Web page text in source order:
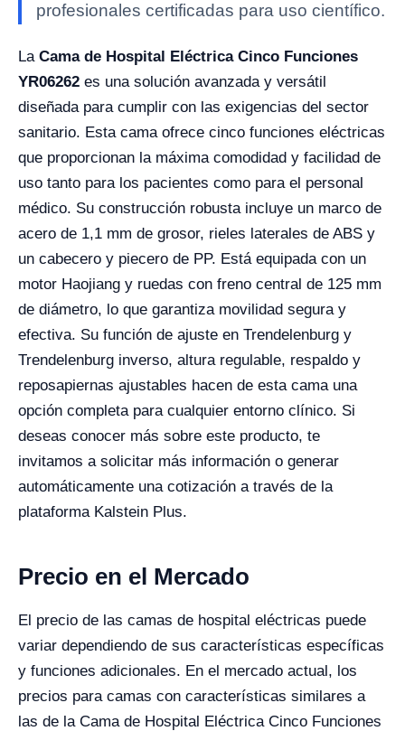
profesionales certificadas para uso científico.
La Cama de Hospital Eléctrica Cinco Funciones
YR06262 es una solución avanzada y versátil
diseñada para cumplir con las exigencias del sector
sanitario. Esta cama ofrece cinco funciones eléctricas
que proporcionan la máxima comodidad y facilidad de
uso tanto para los pacientes como para el personal
médico. Su construcción robusta incluye un marco de
acero de 1,1 mm de grosor, rieles laterales de ABS y
un cabecero y piecero de PP. Está equipada con un
motor Haojiang y ruedas con freno central de 125 mm
de diámetro, lo que garantiza movilidad segura y
efectiva. Su función de ajuste en Trendelenburg y
Trendelenburg inverso, altura regulable, respaldo y
reposapiernas ajustables hacen de esta cama una
opción completa para cualquier entorno clínico. Si
deseas conocer más sobre este producto, te
invitamos a solicitar más información o generar
automáticamente una cotización a través de la
plataforma Kalstein Plus.
Precio en el Mercado
El precio de las camas de hospital eléctricas puede
variar dependiendo de sus características específicas
y funciones adicionales. En el mercado actual, los
precios para camas con características similares a
las de la Cama de Hospital Eléctrica Cinco Funciones